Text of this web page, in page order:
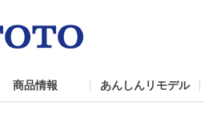
商品情報 あんしんリモデル